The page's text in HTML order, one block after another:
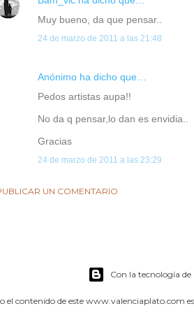
Muy bueno, da que pensar..
24 de marzo de 2011 a las 21:48
Anónimo ha dicho que…
Pedos artistas aupa!!
No da q pensar,lo dan es envidia..
Gracias
24 de marzo de 2011 a las 23:29
UN COMENTARIO
Con la tecnología
el contenido de este www.valenciaplato.com